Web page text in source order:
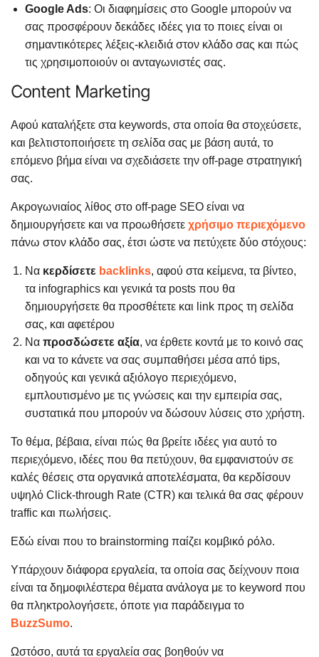
Google Ads: Οι διαφημίσεις στο Google μπορούν να
σας προσφέρουν δεκάδες ιδέες για το ποιες είναι οι
σημαντικότερες λέξεις-κλειδιά στον κλάδο σας και πώς
τις χρησιμοποιούν οι ανταγωνιστές σας.
Content Μarketing
Αφού καταλήξετε στα keywords, στα οποία θα στοχεύσετε,
και βελτιστοποιήσετε τη σελίδα σας με βάση αυτά, το
επόμενο βήμα είναι να σχεδιάσετε την off-page στρατηγική
σας.
Ακρογωνιαίος λίθος στο off-page SEO είναι να
δημιουργήσετε και να προωθήσετε χρήσιμο περιεχόμενο
πάνω στον κλάδο σας, έτσι ώστε να πετύχετε δύο στόχους:
Nα κερδίσετε backlinks, αφού στα κείμενα, τα βίντεο,
τα infographics και γενικά τα posts που θα
δημιουργήσετε θα προσθέτετε και link προς τη σελίδα
σας, και αφετέρου
Nα προσδώσετε αξία, να έρθετε κοντά με το κοινό σας
και να το κάνετε να σας συμπαθήσει μέσα από tips,
οδηγούς και γενικά αξιόλογο περιεχόμενο,
εμπλουτισμένο με τις γνώσεις και την εμπειρία σας,
συστατικά που μπορούν να δώσουν λύσεις στο χρήστη.
Το θέμα, βέβαια, είναι πώς θα βρείτε ιδέες για αυτό το
περιεχόμενο, ιδέες που θα πετύχουν, θα εμφανιστούν σε
καλές θέσεις στα οργανικά αποτελέσματα, θα κερδίσουν
υψηλό Click-through Rate (CTR) και τελικά θα σας φέρουν
traffic και πωλήσεις.
Εδώ είναι που το brainstorming παίζει κομβικό ρόλο.
Υπάρχουν διάφορα εργαλεία, τα οποία σας δείχνουν ποια
είναι τα δημοφιλέστερα θέματα ανάλογα με το keyword που
θα πληκτρολογήσετε, όποτε για παράδειγμα το
BuzzSumo.
Ωστόσο, αυτά τα εργαλεία σας βοηθούν να